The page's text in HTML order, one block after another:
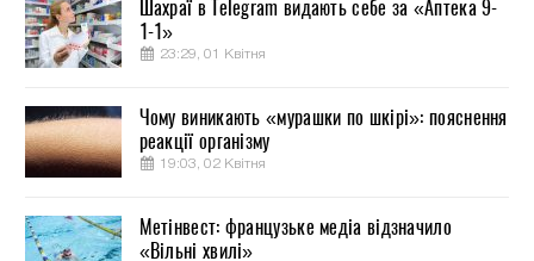
Шахраї в Telegram видають себе за «Аптека 9-
1-1»
23:29, 01 Квітня
Чому виникають «мурашки по шкірі»: пояснення
реакції організму
19:03, 02 Квітня
Метінвест: французьке медіа відзначило
«Вільні хвилі»